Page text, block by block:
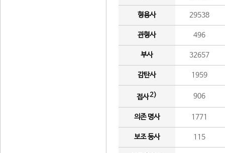
형용사 29538
관형사 496
부사 32657
감탄사 1959
접사2) 906
의존 명사 1771
보조 동사 115